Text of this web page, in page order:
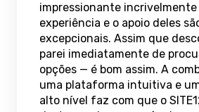
impressionante incrivelmente
experiência e o apoio deles
excepcionais. Assim que
parei imediatamente de
opções — é bom assim. A
uma plataforma intuitiva e
alto nível faz com que o